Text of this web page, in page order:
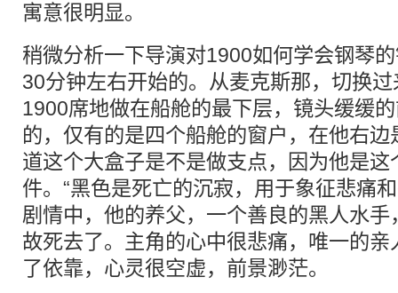
寓意很明显。
稍微分析一下导演对1900如何学会钢琴
30分钟左右开始的。从麦克斯那，切换
1900席地做在船舱的最下层，镜头缓缓
的，仅有的是四个船舱的窗户，在他右
道这个大盒子是不是做支点，因为他是
件。“黑色是死亡的沉寂，用于象征悲痛
剧情中，他的养父，一个善良的黑人水
故死去了。主角的心中很悲痛，唯一的
了依靠，心灵很空虚，前景渺茫。